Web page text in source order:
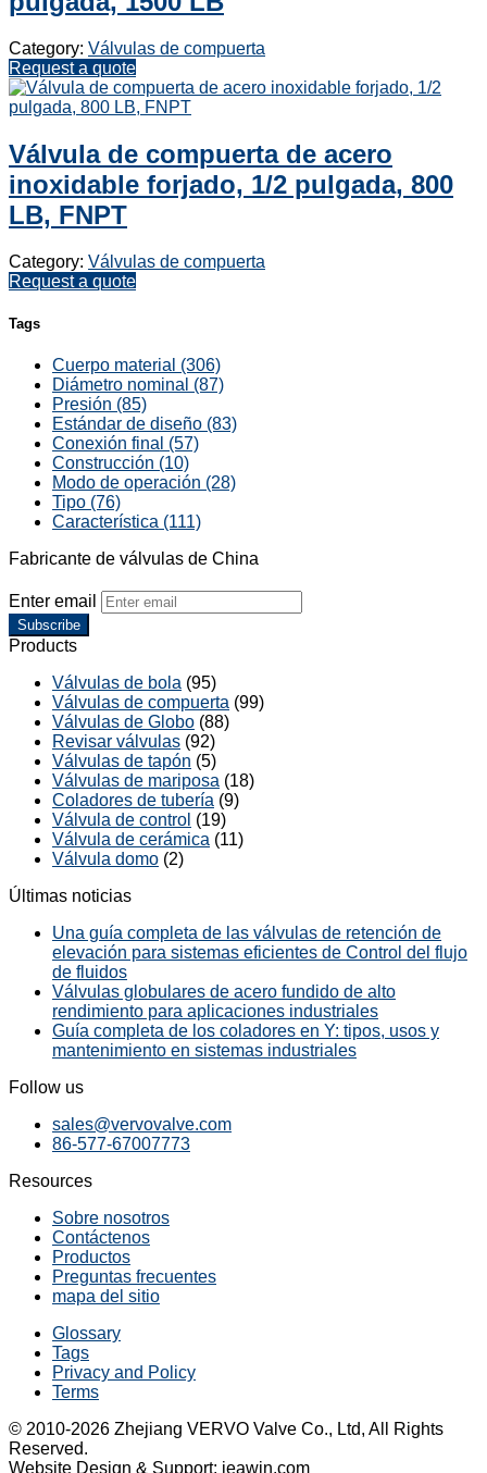
Category: Válvulas de compuerta
Request a quote
Válvula de compuerta de acero
inoxidable forjado, 1/2 pulgada, 800
LB, FNPT
Category: Válvulas de compuerta
Request a quote
Tags
Cuerpo material (306)
Diámetro nominal (87)
Presión (85)
Estándar de diseño (83)
Conexión final (57)
Construcción (10)
Modo de operación (28)
Tipo (76)
Característica (111)
Fabricante de válvulas de China
Enter email
Subscribe
Products
Válvulas de bola (95)
Válvulas de compuerta (99)
Válvulas de Globo (88)
Revisar válvulas (92)
Válvulas de tapón (5)
Válvulas de mariposa (18)
Coladores de tubería (9)
Válvula de control (19)
Válvula de cerámica (11)
Válvula domo (2)
Últimas noticias
Una guía completa de las válvulas de retención de
elevación para sistemas eficientes de Control del flujo
de fluidos
Válvulas globulares de acero fundido de alto
rendimiento para aplicaciones industriales
Guía completa de los coladores en Y: tipos, usos y
mantenimiento en sistemas industriales
Follow us
sales@vervovalve.com
86-577-67007773
Resources
Sobre nosotros
Contáctenos
Productos
Preguntas frecuentes
mapa del sitio
Glossary
Tags
Privacy and Policy
Terms
© 2010-2026 Zhejiang VERVO Valve Co., Ltd, All Rights
Reserved.
Website Design & Support: jeawin.com